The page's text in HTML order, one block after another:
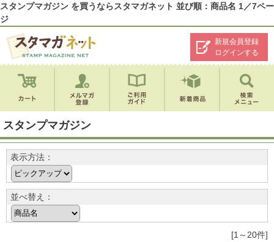
スタンプマガジン を買うならスタマガネット 並び順：商品名 1／7ペー
ジ
新規会員登録
ログインする
スタンプマガジン
表示方法：
並べ替え：
[1～20件]